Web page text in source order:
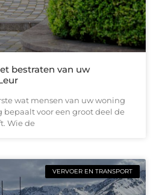
bestraten van uw
wat mensen van uw woning
bepaalt voor een groot deel de
Wie de
VERVOER EN TRANSPORT